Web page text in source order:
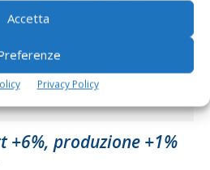
Accetta
Privacy Policy
+6%, produzione +1%